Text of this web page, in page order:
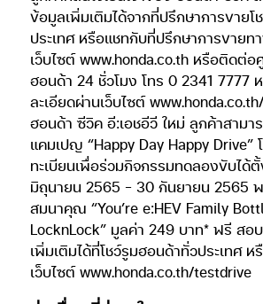
ข้อมูลเพิ่มเติมได้จากที่ปรึกษาการขายโ
ประเทศ หรือแชทกับที่ปรึกษาการขายท
เว็บไซต์ www.honda.co.th หรือติดต่
ฮอนด้า 24 ชั่วโมง โทร 0 2341 7777
ละเอียดผ่านเว็บไซต์
ฮอนด้า ซีวิค อี:เอชอีวี ใหม่ ลูกค้าสาม
แคมเปญ “Happy Day Happy Drive”
ทะเบียนเพื่อร่วมกิจกรรมทดลองขับได้
มิถุนายน 2565 – 30 กันยายน 2565
สมนาคุณ “You’re e:HEV Family
LocknLock” มูลค่า 249 บาท* ฟรี สอ
เพิ่มเติมได้ที่โชว์รูมฮอนด้าทั่วประเทศ
เว็บไซต์ www.honda.co.th/testdrive